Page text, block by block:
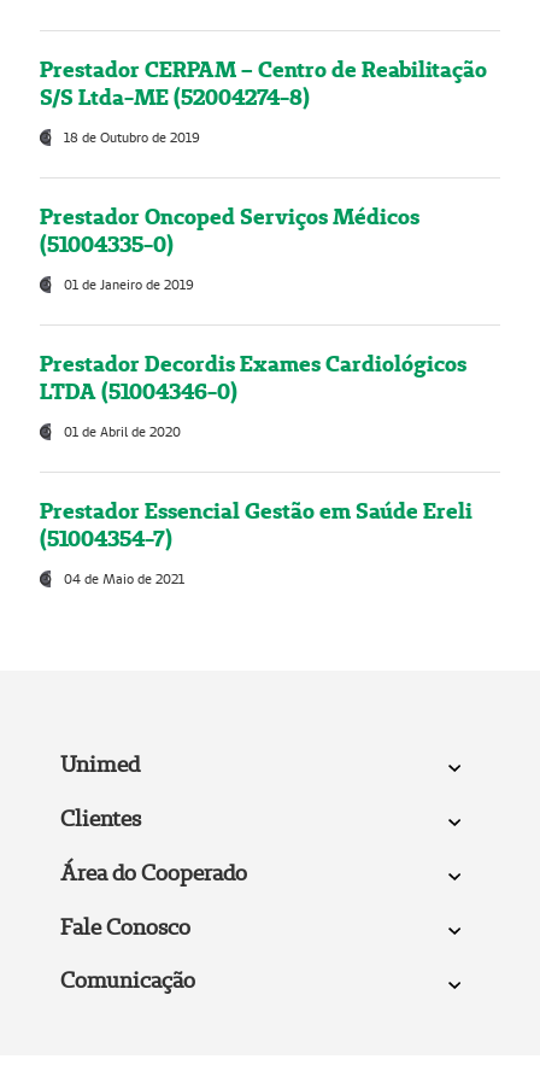
Prestador CERPAM – Centro de Reabilitação
S/S Ltda-ME (52004274-8)
18 de Outubro de 2019
Prestador Oncoped Serviços Médicos
(51004335-0)
01 de Janeiro de 2019
Prestador Decordis Exames Cardiológicos
LTDA (51004346-0)
01 de Abril de 2020
Prestador Essencial Gestão em Saúde Ereli
(51004354-7)
04 de Maio de 2021
Unimed
Clientes
Área do Cooperado
Fale Conosco
Comunicação